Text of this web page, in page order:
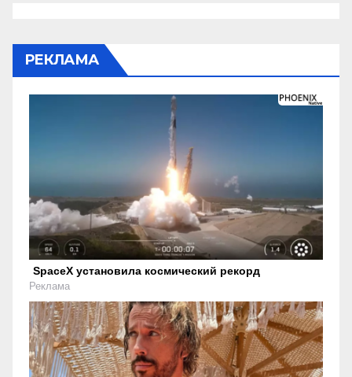
РЕКЛАМА
SpaceX установила космический рекорд
Реклама